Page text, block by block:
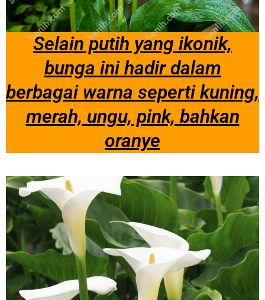
Selain putih yang ikonik,
bunga ini hadir dalam
berbagai warna seperti kuning,
merah, ungu, pink, bahkan
oranye